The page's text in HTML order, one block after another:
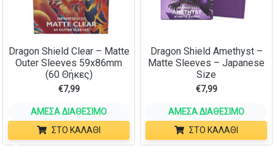
Dragon Shield Clear – Matte
Outer Sleeves 59x86mm
(60 Θήκες)
€7,99
ΆΜΕΣΑ ΔΙΑΘΈΣΙΜΟ
ΣΤΟ ΚΑΛΆΘΙ
Dragon Shield Amethyst –
Matte Sleeves – Japanese
Size
€7,99
ΆΜΕΣΑ ΔΙΑΘΈΣΙΜΟ
ΣΤΟ ΚΑΛΆΘΙ